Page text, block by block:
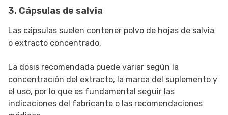
3. Cápsulas de salvia
Las cápsulas suelen contener polvo de hojas de salvia
o extracto concentrado.
La dosis recomendada puede variar según la
concentración del extracto, la marca del suplemento y
el uso, por lo que es fundamental seguir las
indicaciones del fabricante o las recomendaciones